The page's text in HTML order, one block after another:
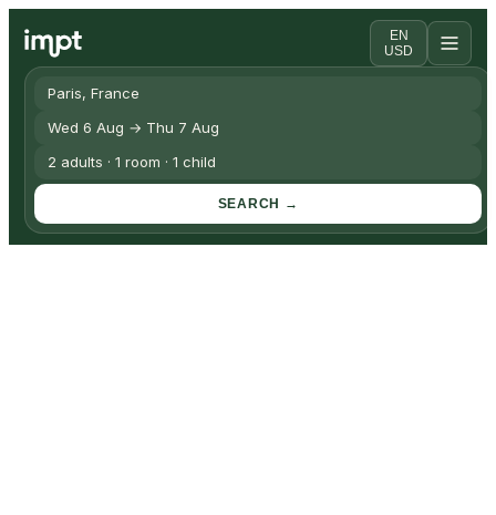
Paris, France
Wed 6 Aug → Thu 7 Aug
2 adults · 1 room · 1 child
SEARCH →
EN
USD